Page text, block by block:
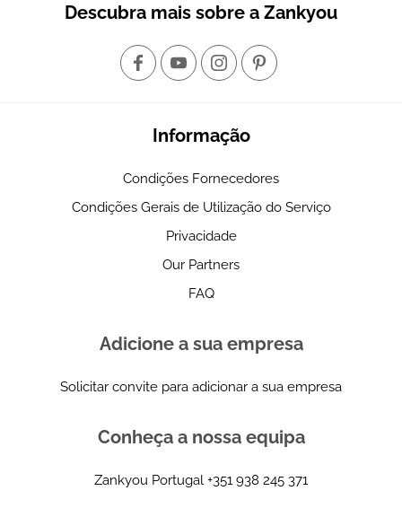
Descubra mais sobre a Zankyou
Informação
Condições Fornecedores
Condições Gerais de Utilização do Serviço
Privacidade
Our Partners
FAQ
Adicione a sua empresa
Solicitar convite para adicionar a sua empresa
Conheça a nossa equipa
Zankyou Portugal +351 938 245 371